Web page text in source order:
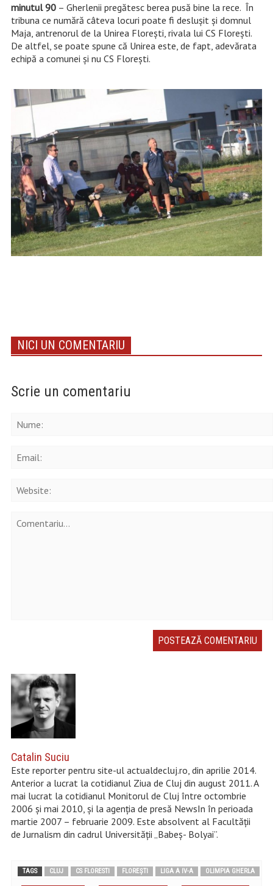
minutul 90– Gherlenii pregătesc berea pusă bine la rece. În
tribuna ce numără câteva locuri poate fi deslușit și domnul
Maja, antrenorul de la Unirea Florești, rivala lui CS Florești.
De altfel, se poate spune că Unirea este, de fapt, adevărata
echipă a comunei și nu CS Florești.
NICI UN COMENTARIU
Scrie un comentariu
Catalin Suciu
Este reporter pentru site-ul actualdecluj.ro, din aprilie 2014.
Anterior a lucrat la cotidianul Ziua de Cluj din august 2011. A
mai lucrat la cotidianul Monitorul de Cluj între octombrie
2006 și mai 2010, şi la agenţia de presă NewsIn în perioada
martie 2007 – februarie 2009. Este absolvent al Facultății
de Jurnalism din cadrul Universităţii „Babeș- Bolyai”.
TAGS CLUJ CS FLORESTI FLOREȘTI LIGA A IV-A OLIMPIA GHERLA